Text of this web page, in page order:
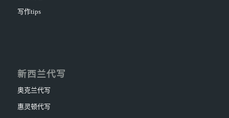
写作tips
新西兰代写
奥克兰代写
惠灵顿代写